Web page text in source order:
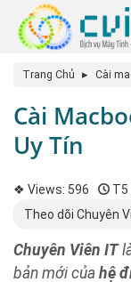
Trang Chủ ▸ Cài
Cài
Uy Tín
❖ Views: 596
T5
Theo dõi Chuyên
Chuyên Viên IT
bản mới của hệ